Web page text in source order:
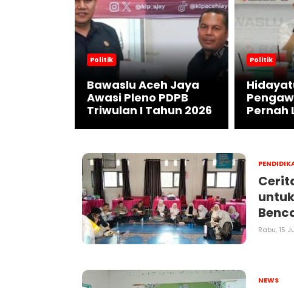
Politik
Bawaslu Aceh Jaya
Awasi Pleno PDPB
Triwulan I Tahun 2026
Politik
Pernah
Rabu, 15
NEWS